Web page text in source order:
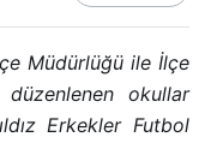
Müdürlüğü ile İlçe
okullar
Erkekler Futbol